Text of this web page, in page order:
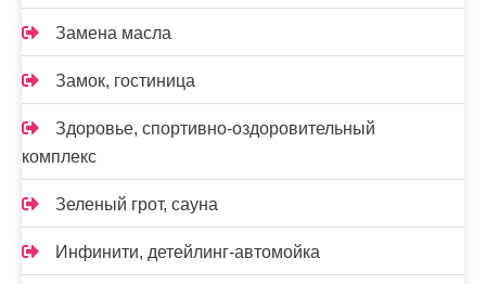
Замена масла
Замок, гостиница
Здоровье, спортивно-оздоровительный
комплекс
Зеленый грот, сауна
Инфинити, детейлинг-автомойка